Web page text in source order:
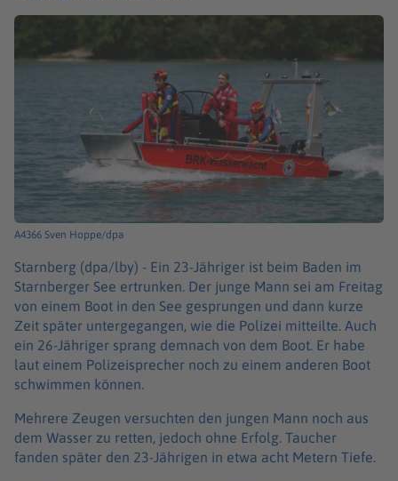
A4366 Sven Hoppe/dpa
Starnberg (dpa/lby) - Ein 23-Jähriger ist beim Baden im
Starnberger See ertrunken. Der junge Mann sei am Freitag
von einem Boot in den See gesprungen und dann kurze
Zeit später untergegangen, wie die Polizei mitteilte. Auch
ein 26-Jähriger sprang demnach von dem Boot. Er habe
laut einem Polizeisprecher noch zu einem anderen Boot
schwimmen können.
Mehrere Zeugen versuchten den jungen Mann noch aus
dem Wasser zu retten, jedoch ohne Erfolg. Taucher
fanden später den 23-Jährigen in etwa acht Metern Tiefe.